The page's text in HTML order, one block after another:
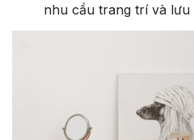
nhu cầu trang trí và lưu